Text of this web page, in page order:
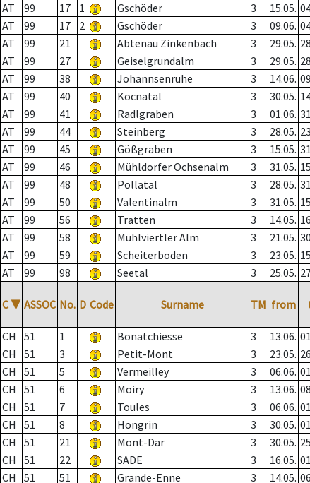
AT
99 17 1 Gschöder 3 15.05.
AT
99 17 2 Gschöder 3 09.06.
AT
99 21 Abtenau Zinkenbach 3 29.05.
AT
99 27 Geiselgrundalm 3 29.05.
AT
99 38 Johannsenruhe 3 14.06.
AT
99 40 Kocnatal 3 30.05.
AT
99 41 Radlgraben 3 01.06.
AT
99 44 Steinberg 3 28.05.
AT
99 45 Gößgraben 3 15.05.
AT
99 46 Mühldorfer Ochsenalm 3 31.05.
AT
99 48 Pöllatal 3 28.05.
AT
99 50 Valentinalm 3 31.05.
AT
99 56 Tratten 3 14.05.
AT
99 58 Mühlviertler Alm 3 21.05.
AT
99 59 Scheiterboden 3 23.05.
AT
99 98 Seetal 3 25.05.
C ▼ ASSOC No. D Code Surname TM from
CH
51 1 Bonatchiesse 3 13.06.
CH
51 3 Petit-Mont 3 23.05.
CH
51 5 Vermeilley 3 06.06.
CH
51 6 Moiry 3 13.06.
CH
51 7 Toules 3 06.06.
CH
51 8 Hongrin 3 30.05.
CH
51 21 Mont-Dar 3 30.05.
CH
51 22 SADE 3 16.05.
CH
51 51 Grande-Enne 3 14.05.